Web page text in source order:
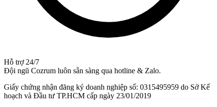
Hỗ trợ 24/7
Đội ngũ Cozrum luôn sẵn sàng qua hotline & Zalo.
Giấy chứng nhận đăng ký doanh nghiệp số: 0315495959 do Sở Kế
hoạch và Đầu tư TP.HCM cấp ngày 23/01/2019